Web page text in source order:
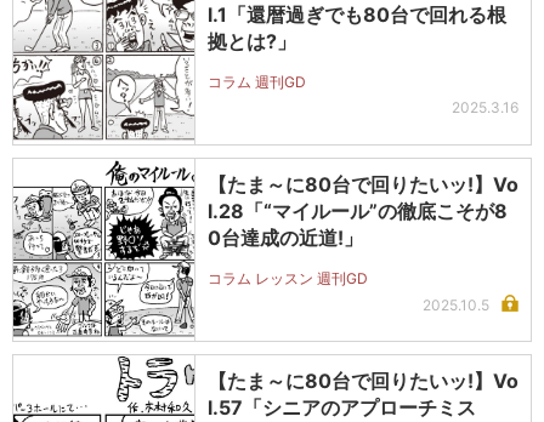
l.1「還暦過ぎでも80台で回れる根
拠とは?」
コラム 週刊GD
2025.3.16
【たま～に80台で回りたいッ!】Vo
l.28「“マイルール”の徹底こそが8
0台達成の近道!」
コラム レッスン 週刊GD
2025.10.5
【たま～に80台で回りたいッ!】Vo
l.57「シニアのアプローチミス